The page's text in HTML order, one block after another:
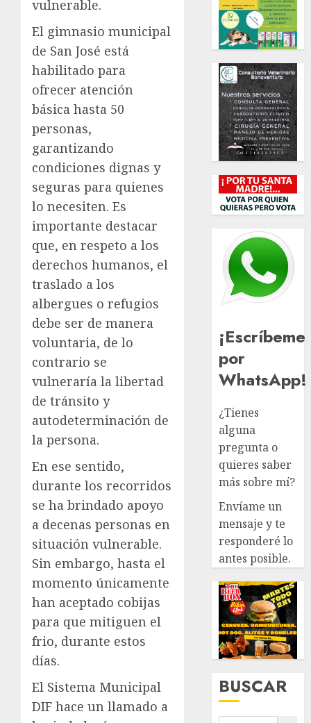
vulnerable.
El gimnasio municipal
de San José está
habilitado para
ofrecer atención
básica hasta 50
personas,
garantizando
condiciones dignas y
seguras para quienes
lo necesiten. Es
importante destacar
que, en respeto a los
derechos humanos, el
traslado a los
albergues o refugios
debe ser de manera
voluntaria, de lo
contrario se
vulneraría la libertad
de tránsito y
autodeterminación de
la persona.
En ese sentido,
durante los recorridos
se ha brindado apoyo
a decenas personas en
situación vulnerable.
Sin embargo, hasta el
momento únicamente
han aceptado cobijas
para que mitiguen el
frio, durante estos
días.
El Sistema Municipal
DIF hace un llamado a
¡Escríbeme
por
WhatsApp!
¿Tienes
alguna
pregunta o
quieres saber
más sobre mí?
Envíame un
mensaje y te
responderé lo
antes posible.
BUSCAR